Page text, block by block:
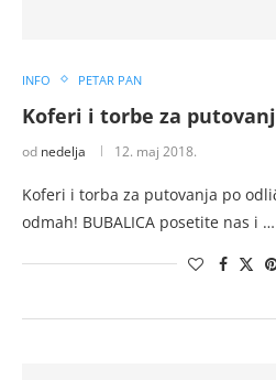
INFO PETAR PAN
Koferi i torbe za
od nedelja 12. maj 2018.
Koferi i torba za putovanja po
odmah! BUBALICA posetite nas i …